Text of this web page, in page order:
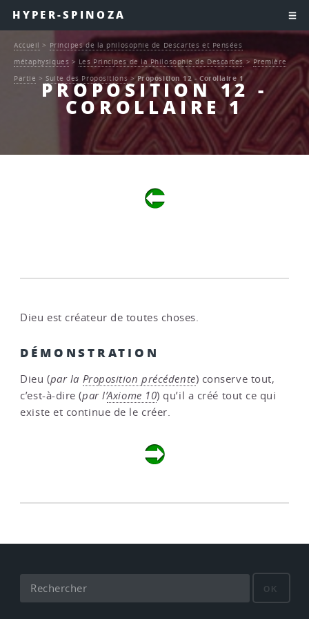
HYPER-SPINOZA
PROPOSITION 12 -
COROLLAIRE 1
Accueil > Principes de la philosophie de Descartes et Pensées
métaphysiques > Les Principes de la Philosophie de Descartes > Première
Partie > Suite des Propositions > Proposition 12 - Corollaire 1
Dieu est créateur de toutes choses.
DÉMONSTRATION
Dieu (par la Proposition précédente) conserve tout,
c’est-à-dire (par l’Axiome 10) qu’il a créé tout ce qui
existe et continue de le créer.
OK